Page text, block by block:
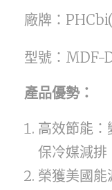
廠牌：
型號：MDF-
產品優勢：
高效節能：
保冷媒減排
榮獲美國